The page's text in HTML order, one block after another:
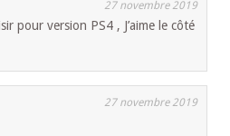
27 novembre 2019
pour version PS4 , J’aime le côté
27 novembre 2019